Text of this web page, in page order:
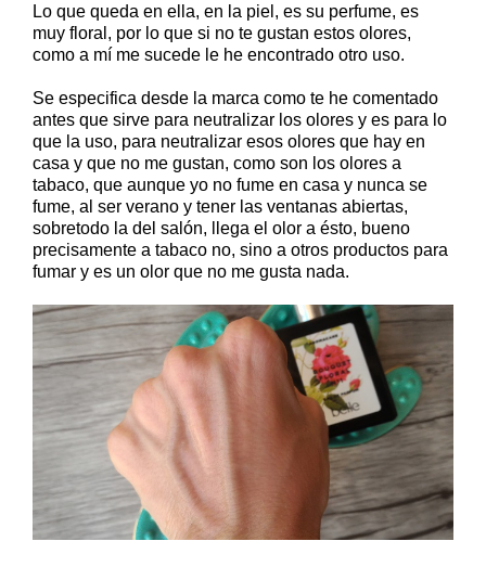
Lo que queda en ella, en la piel, es su perfume, es
muy floral, por lo que si no te gustan estos olores,
como a mí me sucede le he encontrado otro uso.
Se especifica desde la marca como te he comentado
antes que sirve para neutralizar los olores y es para lo
que la uso, para neutralizar esos olores que hay en
casa y que no me gustan, como son los olores a
tabaco, que aunque yo no fume en casa y nunca se
fume, al ser verano y tener las ventanas abiertas,
sobretodo la del salón, llega el olor a ésto, bueno
precisamente a tabaco no, sino a otros productos para
fumar y es un olor que no me gusta nada.